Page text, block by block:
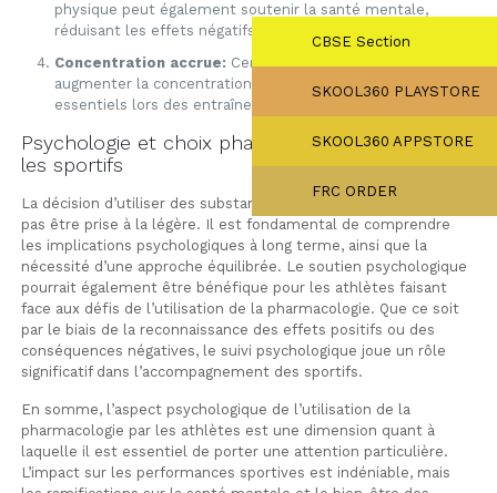
physique peut également soutenir la santé mentale,
réduisant les effets négatifs du surmenage.
Concentration accrue: Certains produits peuvent aider à
augmenter la concentration et la clarté mentale, éléments
essentiels lors des entraînements ou compétitions.
Psychologie et choix pharmacologiques chez
les sportifs
La décision d’utiliser des substances pharmacologiques ne doit
pas être prise à la légère. Il est fondamental de comprendre
les implications psychologiques à long terme, ainsi que la
nécessité d’une approche équilibrée. Le soutien psychologique
pourrait également être bénéfique pour les athlètes faisant
face aux défis de l’utilisation de la pharmacologie. Que ce soit
par le biais de la reconnaissance des effets positifs ou des
conséquences négatives, le suivi psychologique joue un rôle
significatif dans l’accompagnement des sportifs.
En somme, l’aspect psychologique de l’utilisation de la
pharmacologie par les athlètes est une dimension quant à
laquelle il est essentiel de porter une attention particulière.
L’impact sur les performances sportives est indéniable, mais
CBSE Section
SKOOL360 PLAYSTORE
SKOOL360 APPSTORE
FRC ORDER